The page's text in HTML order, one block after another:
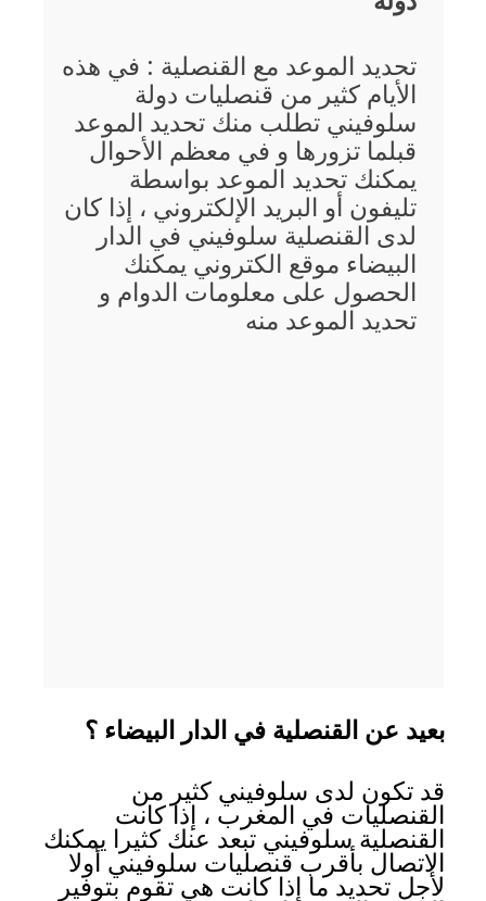
تحديد الموعد مع القنصلية : في هذه
الأيام كثير من قنصليات دولة
سلوفيني تطلب منك تحديد الموعد
قبلما تزورها و في معظم الأحوال
يمكنك تحديد الموعد بواسطة
تليفون أو البريد الإلكتروني ، إذا كان
لدى القنصلية سلوفيني في الدار
البيضاء موقع الكتروني يمكنك
الحصول على معلومات الدوام و
تحديد الموعد منه
بعيد عن القنصلية في الدار البيضاء ؟
قد تكون لدى سلوفيني كثير من
القنصليات في المغرب ، إذا كانت
القنصلية سلوفيني تبعد عنك كثيرا يمكنك
الاتصال بأقرب قنصليات سلوفيني أولا
لأجل تحديد ما إذا كانت هي تقوم بتوفير